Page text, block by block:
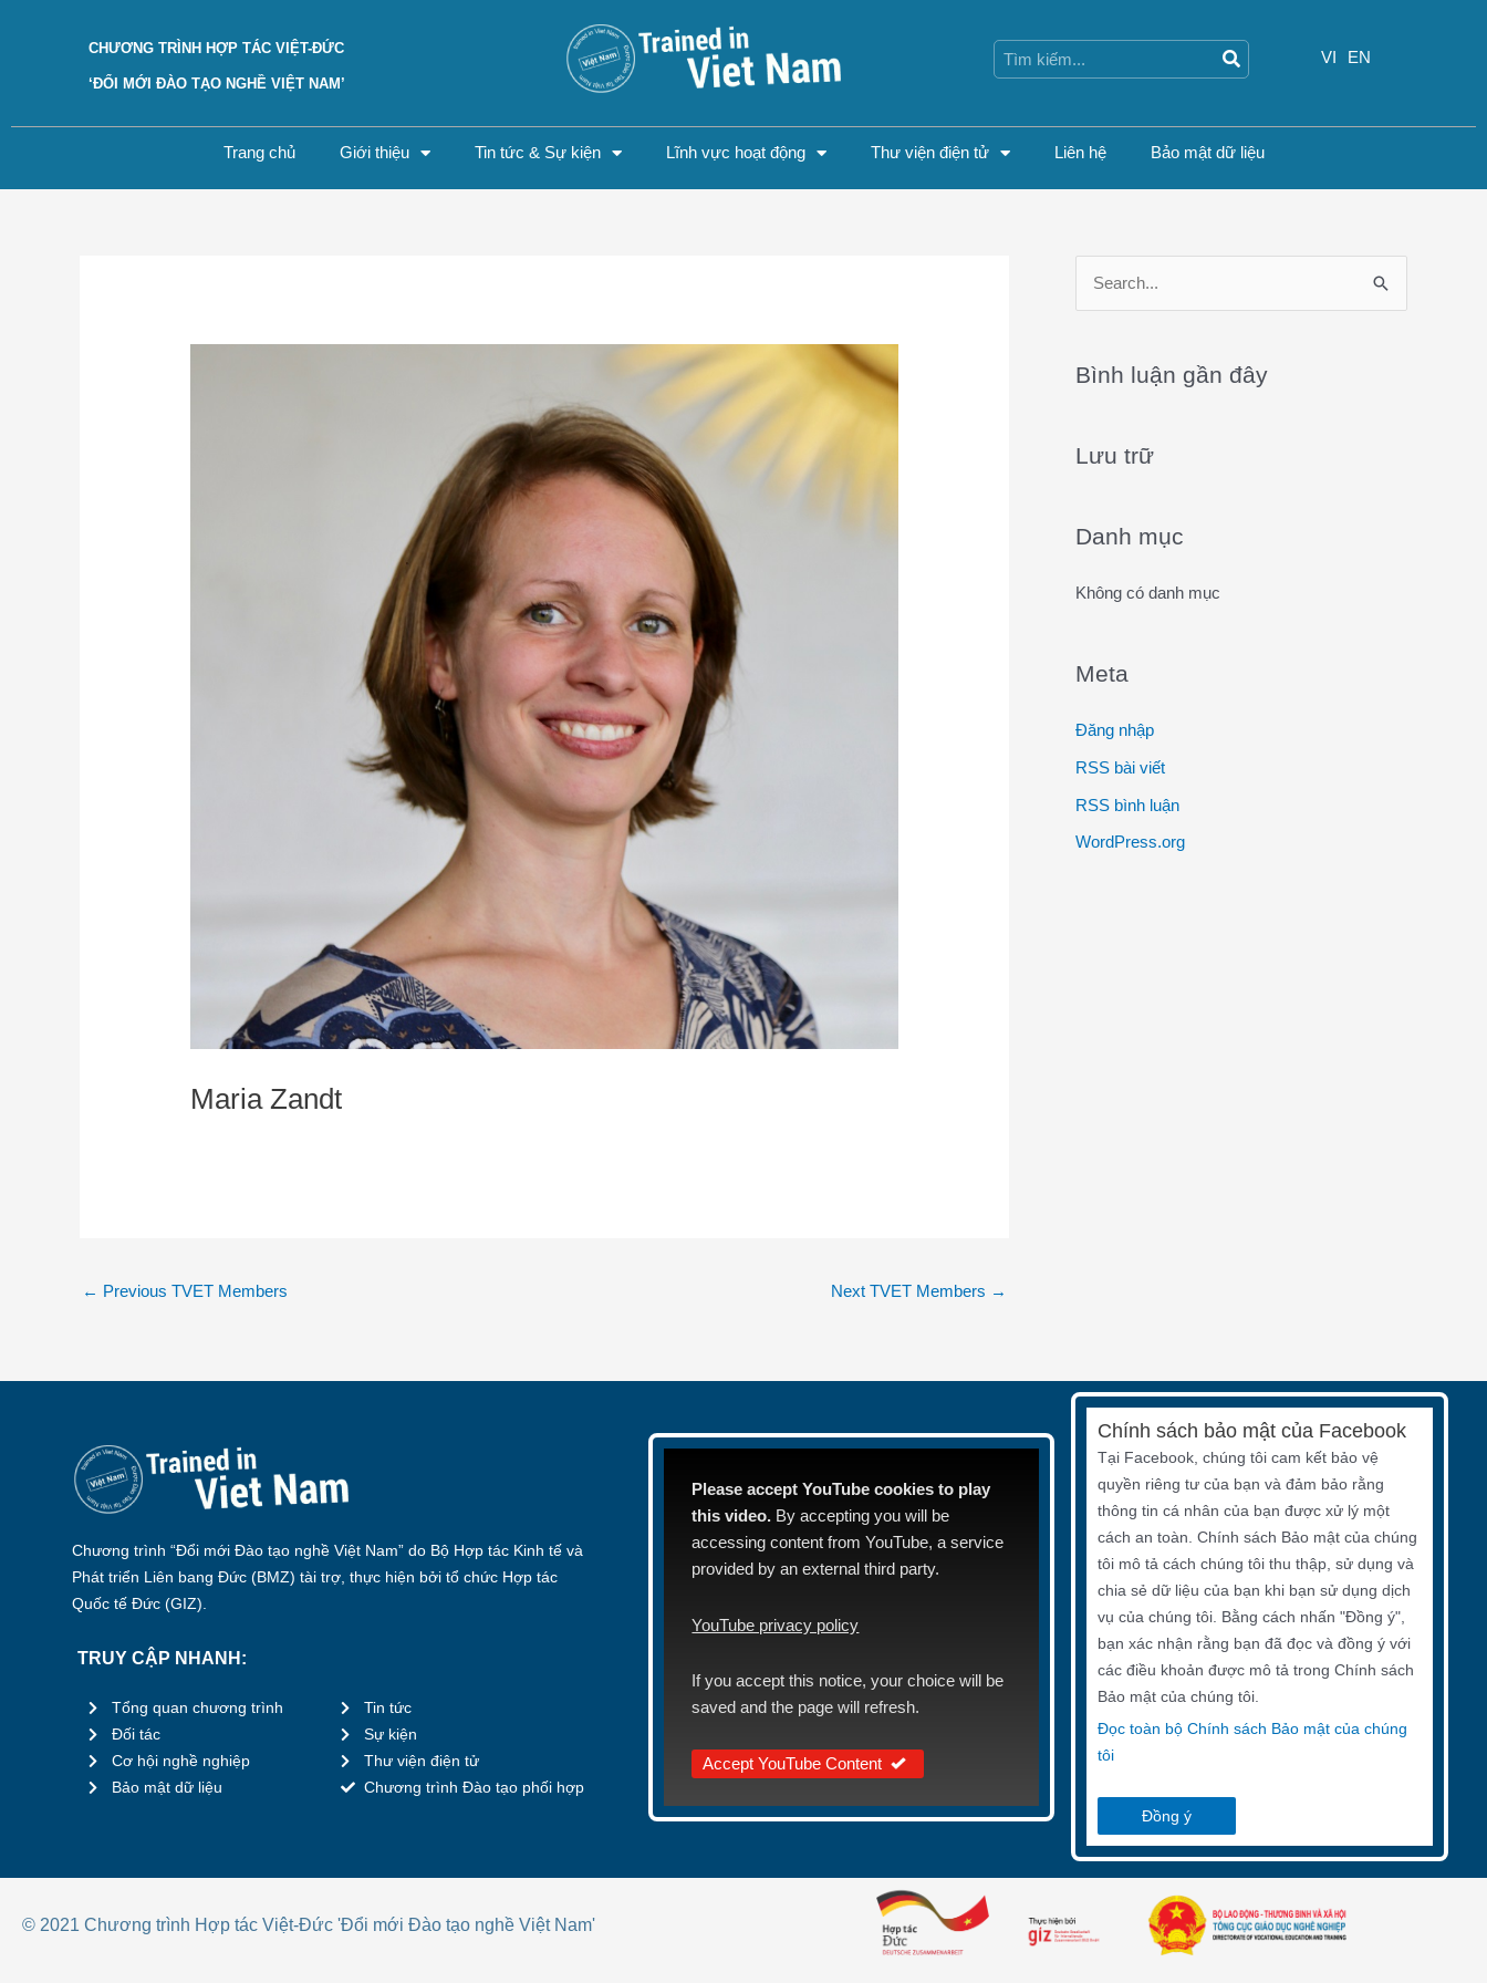
CHƯƠNG TRÌNH HỢP TÁC VIỆT-ĐỨC
‘ĐỔI MỚI ĐÀO TẠO NGHỀ VIỆT NAM’
VI
EN
Trang chủ Giới thiệu Tin tức & Sự kiện Lĩnh vực hoạt động Thư viện điện tử Liên hệ Bảo mật dữ liệu
Maria Zandt
← Previous TVET Members Next TVET Members →
r
h
:
Bình luận gần đây
Lưu trữ
Danh mục
Không có danh mục
Meta
Đăng nhập
RSS bài viết
RSS bình luận
WordPress.org
Chương trình “Đổi mới Đào tạo nghề Việt Nam” do Bộ Hợp tác Kinh tế và
Phát triển Liên bang Đức (BMZ) tài trợ, thực hiện bởi tổ chức Hợp tác
Quốc tế Đức (GIZ).
TRUY CẬP NHANH:
Tổng quan chương trình
Đối tác
Cơ hội nghề nghiệp
Bảo mật dữ liệu
Tin tức
Sự kiện
Thư viện điện tử
Chương trình Đào tạo phối hợp
Please accept YouTube cookies to play
this video. By accepting you will be
accessing content from YouTube, a service
provided by an external third party.
YouTube privacy policy
If you accept this notice, your choice will be
saved and the page will refresh.
Accept YouTube Content
Chính sách bảo mật của Facebook
Tại Facebook, chúng tôi cam kết bảo vệ
quyền riêng tư của bạn và đảm bảo rằng
thông tin cá nhân của bạn được xử lý một
cách an toàn. Chính sách Bảo mật của chúng
tôi mô tả cách chúng tôi thu thập, sử dụng và
chia sẻ dữ liệu của bạn khi bạn sử dụng dịch
vụ của chúng tôi. Bằng cách nhấn "Đồng ý",
bạn xác nhận rằng bạn đã đọc và đồng ý với
các điều khoản được mô tả trong Chính sách
Bảo mật của chúng tôi.
Đọc toàn bộ Chính sách Bảo mật của chúng
tôi
Đồng ý
© 2021 Chương trình Hợp tác Việt-Đức 'Đổi mới Đào tạo nghề Việt Nam'